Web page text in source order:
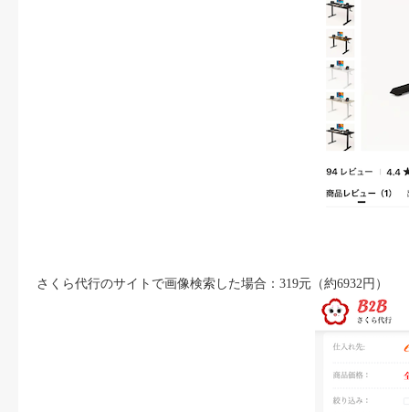
さくら代行のサイトで画像検索した場合：319元（約6932円）